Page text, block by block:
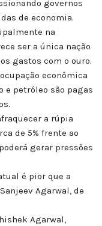
governos
de economia.
na
ser a única nação
gastos com o ouro.
econômica
e petróleo são pagas
a rúpia
de 5% frente ao
gerar pressões
é pior que a
Agarwal, de
Agarwal,